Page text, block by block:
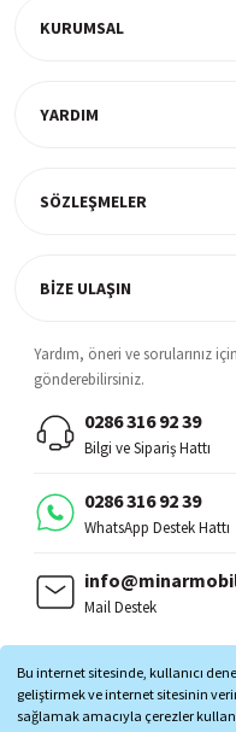
Bu internet sitesinde, kullanıcı
geliştirmek ve internet sitesinin
sağlamak amacıyla çerezler
KURUMSAL
YARDIM
SÖZLEŞMELER
BİZE ULAŞIN
Yardım, öneri ve sorularınız
gönderebilirsiniz.
0286 316 92 39
Bilgi ve Sipariş Hattı
0286 316 92 39
WhatsApp Destek Hattı
Mail Destek
MOBİL UYGULAMALAR: